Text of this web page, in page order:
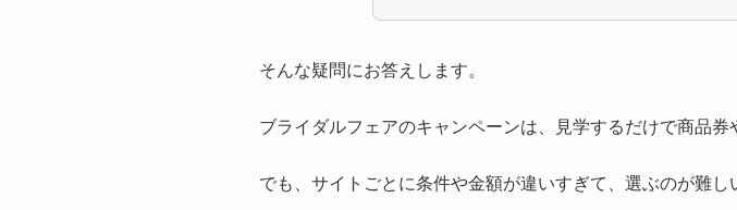
そんな疑問にお答えします。
ブライダルフェアのキャンペーンは、見学するだけで商品券
でも、サイトごとに条件や金額が違いすぎて、選ぶのが難し